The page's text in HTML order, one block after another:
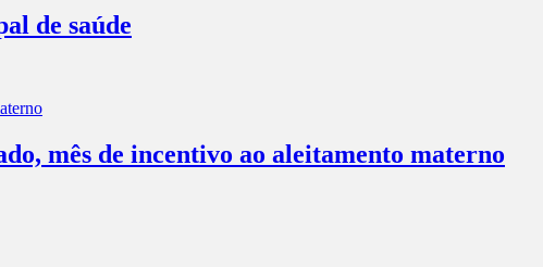
de saúde
mês de incentivo ao aleitamento materno